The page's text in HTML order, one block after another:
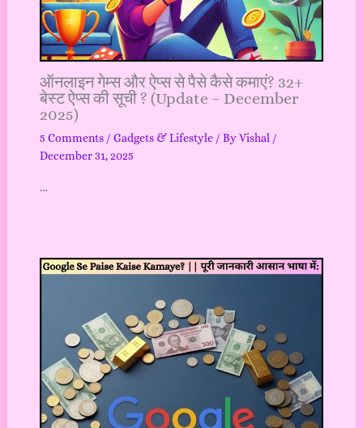
ऑनलाइन गेम्स और ऐप्स से पैसे कैसे कमाएं? 32+
बेस्ट ऐप्स की सूची ? (Update – December
2025)
5 Comments / Gadgets & Lifestyle/ ByVishal /
December 31, 2025
…